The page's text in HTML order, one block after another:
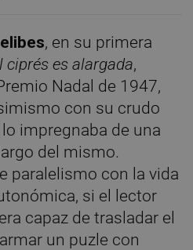
, en su primera
ciprés es alargada,
Nadal de 1947,
con su crudo
impregnaba de una
del mismo.
paralelismo con la vida
si el lector
capaz de trasladar el
un puzle con